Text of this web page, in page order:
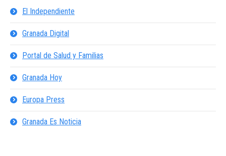
El Independiente
Granada Digital
Portal de Salud y Familias
Granada Hoy
Europa Press
Granada Es Noticia